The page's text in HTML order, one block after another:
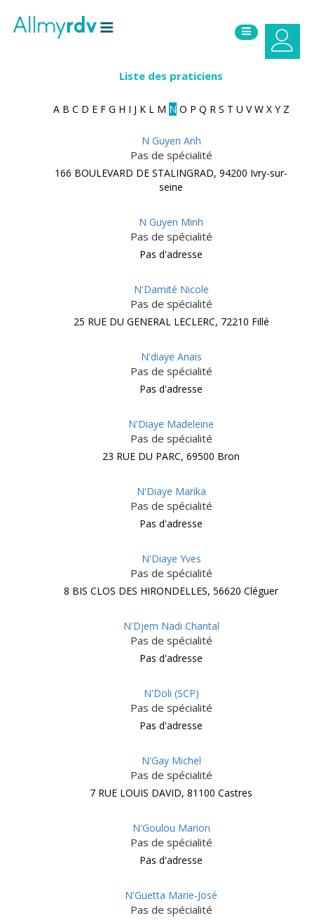
Liste des praticiens
A B C D E F G H I J K L M N O P Q R S T U V W X Y Z
N Guyen Anh
Pas de spécialité
166 BOULEVARD DE STALINGRAD, 94200 Ivry-sur-
seine
N Guyen Minh
Pas de spécialité
Pas d'adresse
N'Damité Nicole
Pas de spécialité
25 RUE DU GENERAL LECLERC, 72210 Fillé
N'diaye Anais
Pas de spécialité
Pas d'adresse
N'Diaye Madeleine
Pas de spécialité
23 RUE DU PARC, 69500 Bron
N'Diaye Marika
Pas de spécialité
Pas d'adresse
N'Diaye Yves
Pas de spécialité
8 BIS CLOS DES HIRONDELLES, 56620 Cléguer
N'Djem Nadi Chantal
Pas de spécialité
Pas d'adresse
N'Doli (SCP)
Pas de spécialité
Pas d'adresse
N'Gay Michel
Pas de spécialité
7 RUE LOUIS DAVID, 81100 Castres
N'Goulou Marion
Pas de spécialité
Pas d'adresse
N'Guetta Marie-José
Pas de spécialité